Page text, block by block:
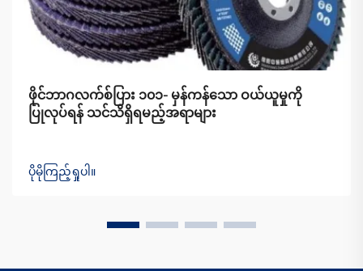
ဖိုင်ဘာဂလက်စ်ပြား ၁၀၁- မှန်ကန်သော ဝယ်ယူမှုကို
ပြုလုပ်ရန် သင်သိရှိရမည့်အရာများ
ပိုမိုကြည့်ရှုပါ။